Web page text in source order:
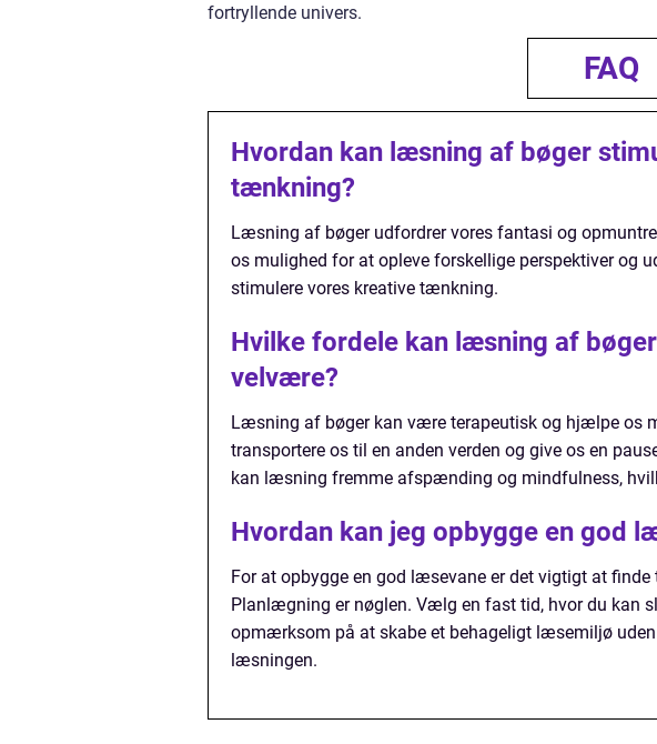
fortryllende univers.
FAQ
Hvordan kan læsning af bøger
tænkning?
Læsning af bøger udfordrer vores fantasi og
os mulighed for at opleve forskellige perspektiver og
stimulere vores kreative tænkning.
Hvilke fordele kan læsning af
velvære?
Læsning af bøger kan være terapeutisk og hjælpe os
transportere os til en anden verden og give os en
kan læsning fremme afspænding og mindfulness,
Hvordan kan jeg opbygge en god
For at opbygge en god læsevane er det vigtigt at
Planlægning er nøglen. Vælg en fast tid, hvor du kan
opmærksom på at skabe et behageligt læsemiljø
læsningen.